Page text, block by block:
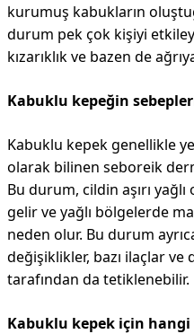
kurumuş kabukların
durum pek çok kişiyi
kızarıklık ve bazen de
Kabuklu kepeğin
Kabuklu kepek genellikle
olarak bilinen seboreik
Bu durum, cildin aşırı
gelir ve yağlı bölgelerde
neden olur. Bu durum
değişiklikler, bazı ilaçlar ve
tarafından da tetiklenebilir.
Kabuklu kepek için